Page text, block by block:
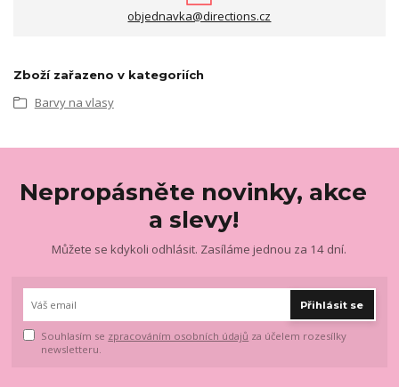
objednavka@directions.cz
Zboží zařazeno v kategoriích
Barvy na vlasy
Nepropásněte novinky, akce
a slevy!
Můžete se kdykoli odhlásit. Zasíláme jednou za 14 dní.
Přihlásit se
Souhlasím se zpracováním osobních údajů za účelem rozesílky
newsletteru.